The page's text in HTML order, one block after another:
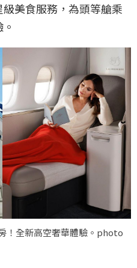
美食服務，為頭等艙乘
！全新高空奢華體驗。photo